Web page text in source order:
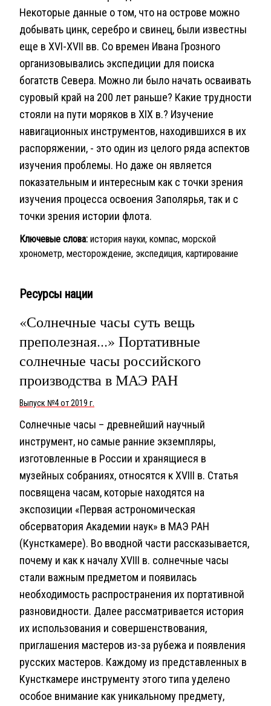
Некоторые данные о том, что на острове можно
добывать цинк, серебро и свинец, были известны
еще в XVI-XVII вв. Со времен Ивана Грозного
организовывались экспедиции для поиска
богатств Севера. Можно ли было начать осваивать
суровый край на 200 лет раньше? Какие трудности
стояли на пути моряков в XIX в.? Изучение
навигационных инструментов, находившихся в их
распоряжении, - это один из целого ряда аспектов
изучения проблемы. Но даже он является
показательным и интересным как с точки зрения
изучения процесса освоения Заполярья, так и с
точки зрения истории флота.
Ключевые слова: история науки, компас, морской
хронометр, месторождение, экспедиция, картирование
Ресурсы нации
«Солнечные часы суть вещь
преполезная...» Портативные
солнечные часы российского
производства в МАЭ РАН
Выпуск №4 от 2019 г.
Солнечные часы – древнейший научный
инструмент, но самые ранние экземпляры,
изготовленные в России и хранящиеся в
музейных собраниях, относятся к XVIII в. Статья
посвящена часам, которые находятся на
экспозиции «Первая астрономическая
обсерватория Академии наук» в МАЭ РАН
(Кунсткамере). Во вводной части рассказывается,
почему и как к началу XVIII в. солнечные часы
стали важным предметом и появилась
необходимость распространения их портативной
разновидности. Далее рассматривается история
их использования и совершенствования,
приглашения мастеров из-за рубежа и появления
русских мастеров. Каждому из представленных в
Кунсткамере инструменту этого типа уделено
особое внимание как уникальному предмету,